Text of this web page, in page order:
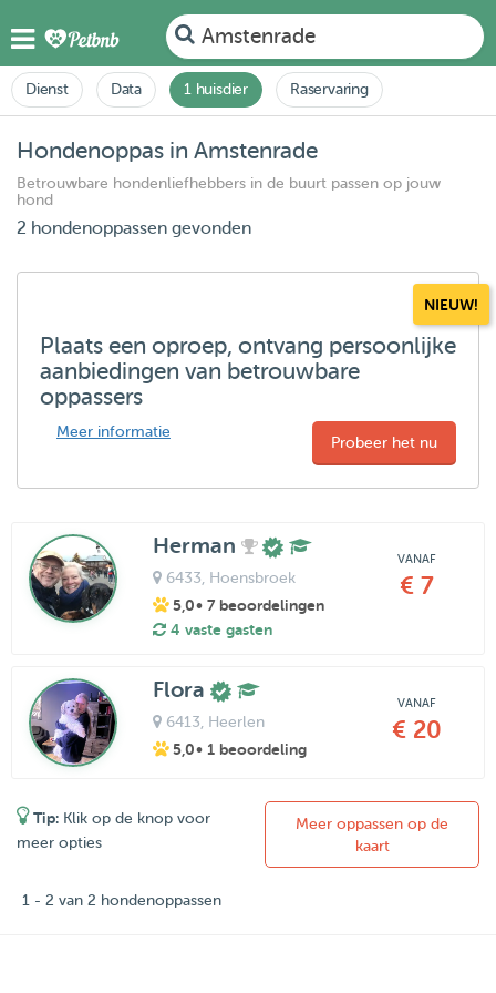
Amstenrade
Dienst Data 1 huisdier Raservaring
Hondenoppas in Amstenrade
Betrouwbare hondenliefhebbers in de buurt passen op jouw
hond
2 hondenoppassen gevonden
NIEUW!
Plaats een oproep, ontvang persoonlijke
aanbiedingen van betrouwbare
oppassers
Meer informatie
Probeer het nu
Herman
6433 , Hoensbroek
5,0• 7 beoordelingen
4 vaste gasten
VANAF
€ 7
Flora
6413 , Heerlen
5,0• 1 beoordeling
VANAF
€ 20
Tip: Klik op de knop voor
meer opties
Meer oppassen op de
kaart
1 - 2 van 2 hondenoppassen